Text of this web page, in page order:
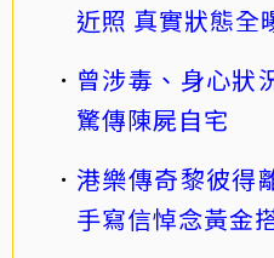
近照 真實狀態全
曾涉毒、身心狀
驚傳陳屍自宅
港樂傳奇黎彼得
手寫信悼念黃金